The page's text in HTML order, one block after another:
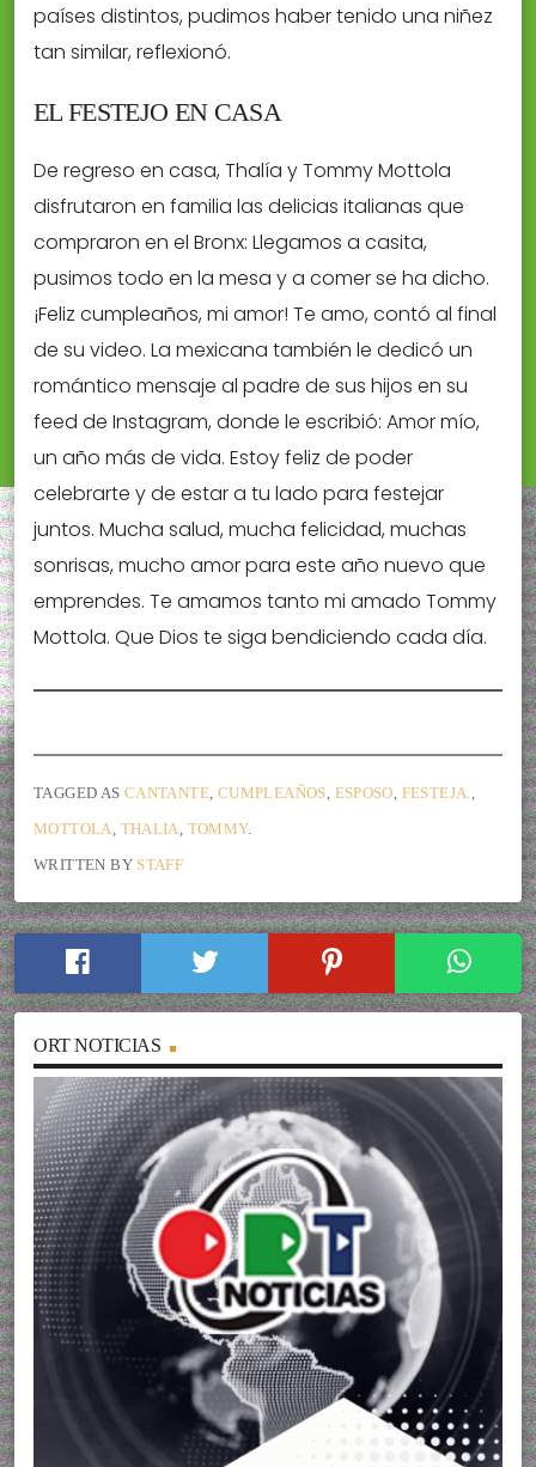
países distintos, pudimos haber tenido una niñez
tan similar, reflexionó.
EL FESTEJO EN CASA
De regreso en casa, Thalía y Tommy Mottola
disfrutaron en familia las delicias italianas que
compraron en el Bronx: Llegamos a casita,
pusimos todo en la mesa y a comer se ha dicho.
¡Feliz cumpleaños, mi amor! Te amo, contó al final
de su video. La mexicana también le dedicó un
romántico mensaje al padre de sus hijos en su
feed de Instagram, donde le escribió: Amor mío,
un año más de vida. Estoy feliz de poder
celebrarte y de estar a tu lado para festejar
juntos. Mucha salud, mucha felicidad, muchas
sonrisas, mucho amor para este año nuevo que
emprendes. Te amamos tanto mi amado Tommy
Mottola. Que Dios te siga bendiciendo cada día.
TAGGED AS CANTANTE, CUMPLEAÑOS, ESPOSO, FESTEJA.,
MOTTOLA, THALIA, TOMMY.
WRITTEN BY STAFF
ORT NOTICIAS